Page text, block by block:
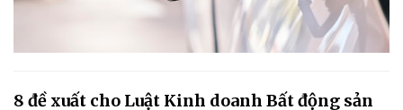
8 đề xuất cho Luật Kinh doanh Bất động sản